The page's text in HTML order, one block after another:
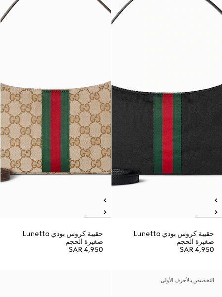
حقيبة كروس بودي Lunetta
صغيرة الحجم
SAR 4,950
حقيبة كروس بودي Lunetta
صغيرة الحجم
SAR 4,950
التخصيص بالأحرف الأولى